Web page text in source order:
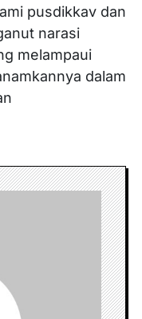
pusdikkav dan
narasi
melampaui
dalam